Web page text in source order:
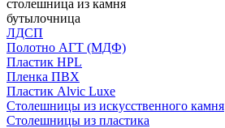
столешница из камня
бутылочница
ЛДСП
Полотно АГТ (МДФ)
Пластик HPL
Пленка ПВХ
Пластик Alvic Luxe
Столешницы из искусственного камня
Столешницы из пластика